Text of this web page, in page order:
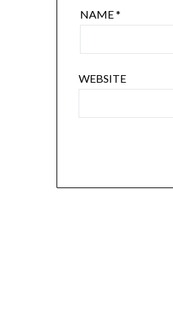
NAME*
WEBSITE